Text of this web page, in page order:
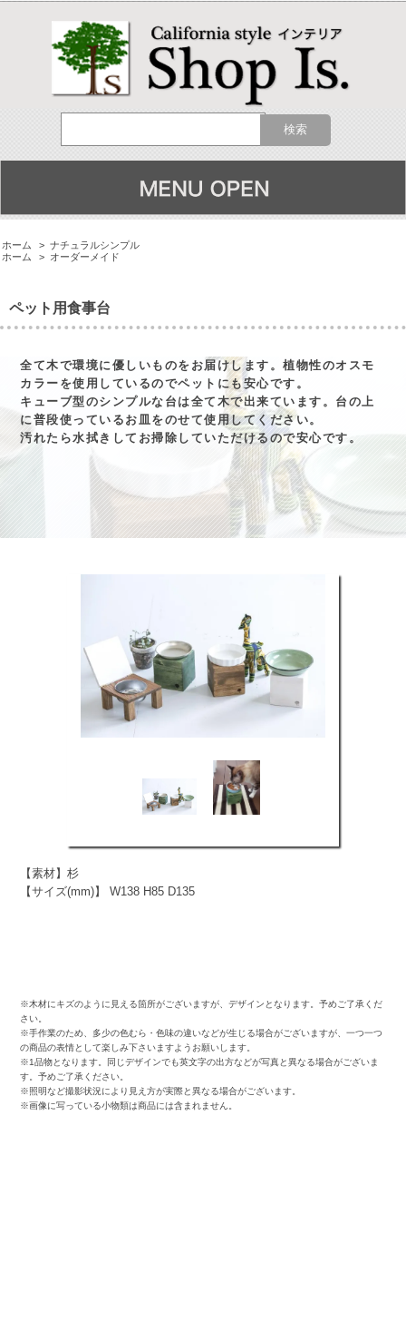
ホーム > ナチュラルシンプル
ホーム
> オーダーメイド
ペット用食事台
全て木で環境に優しいものをお届けします。植物性のオスモ
カラーを使用しているのでペットにも安心です。
キューブ型のシンプルな台は全て木で出来ています。台の上
に普段使っているお皿をのせて使用してください。
汚れたら水拭きしてお掃除していただけるので安心です。
【素材】杉
【サイズ(mm)】 W138 H85 D135
※木材にキズのように見える箇所がございますが、デザインとなります。予めご了承くだ
さい。
※手作業のため、多少の色むら・色味の違いなどが生じる場合がございますが、一つ一つ
の商品の表情として楽しみ下さいますようお願いします。
※1品物となります。同じデザインでも英文字の出方などが写真と異なる場合がございま
す。予めご了承ください。
※照明など撮影状況により見え方が実際と異なる場合がございます。
※画像に写っている小物類は商品には含まれません。